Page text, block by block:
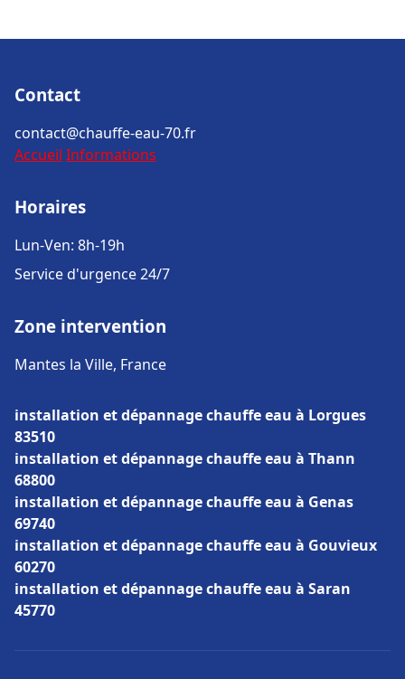
Contact
contact@chauffe-eau-70.fr
Accueil Informations
Horaires
Lun-Ven: 8h-19h
Service d'urgence 24/7
Zone intervention
Mantes la Ville, France
installation et dépannage chauffe eau à Lorgues
83510
installation et dépannage chauffe eau à Thann
68800
installation et dépannage chauffe eau à Genas
69740
installation et dépannage chauffe eau à Gouvieux
60270
installation et dépannage chauffe eau à Saran
45770